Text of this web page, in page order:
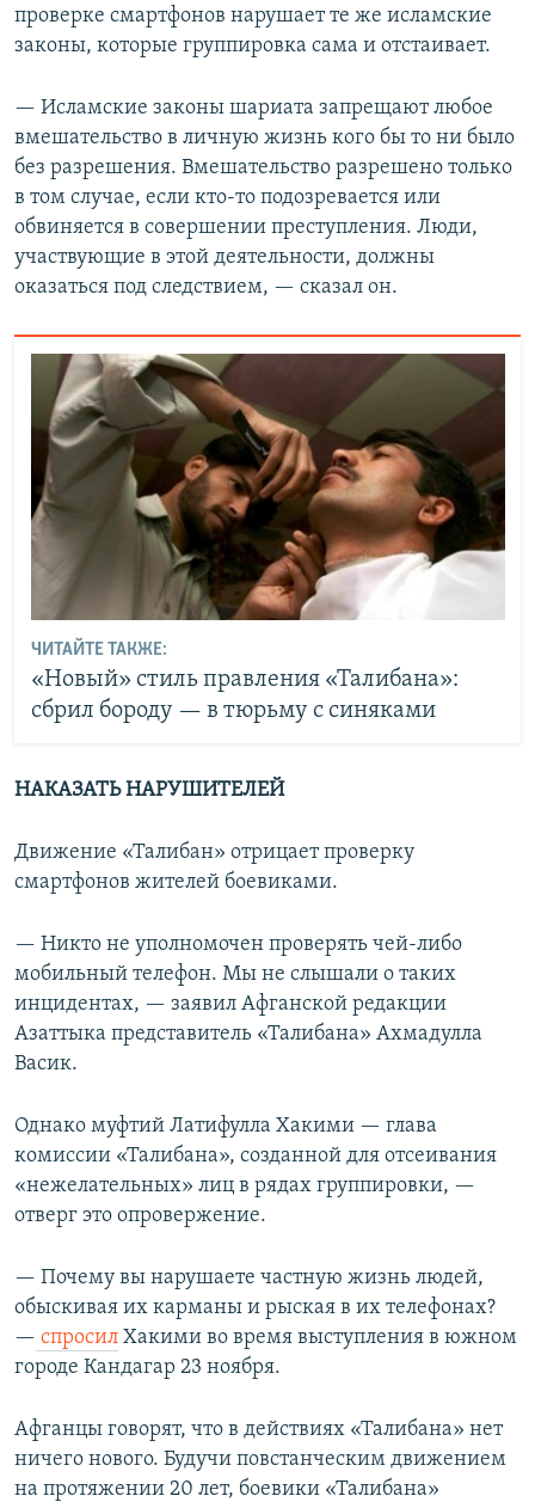
проверке смартфонов нарушает те же исламские
законы, которые группировка сама и отстаивает.
— Исламские законы шариата запрещают любое
вмешательство в личную жизнь кого бы то ни было
без разрешения. Вмешательство разрешено только
в том случае, если кто-то подозревается или
обвиняется в совершении преступления. Люди,
участвующие в этой деятельности, должны
оказаться под следствием, — сказал он.
ЧИТАЙТЕ ТАКЖЕ:
«Новый» стиль правления «Талибана»:
сбрил бороду — в тюрьму с синяками
НАКАЗАТЬ НАРУШИТЕЛЕЙ
Движение «Талибан» отрицает проверку
смартфонов жителей боевиками.
— Никто не уполномочен проверять чей-либо
мобильный телефон. Мы не слышали о таких
инцидентах, — заявил Афганской редакции
Азаттыка представитель «Талибана» Ахмадулла
Васик.
Однако муфтий Латифулла Хакими — глава
комиссии «Талибана», созданной для отсеивания
«нежелательных» лиц в рядах группировки, —
отверг это опровержение.
— Почему вы нарушаете частную жизнь людей,
обыскивая их карманы и рыская в их телефонах?
— спросил Хакими во время выступления в южном
городе Кандагар 23 ноября.
Афганцы говорят, что в действиях «Талибана» нет
ничего нового. Будучи повстанческим движением
на протяжении 20 лет, боевики «Талибана»